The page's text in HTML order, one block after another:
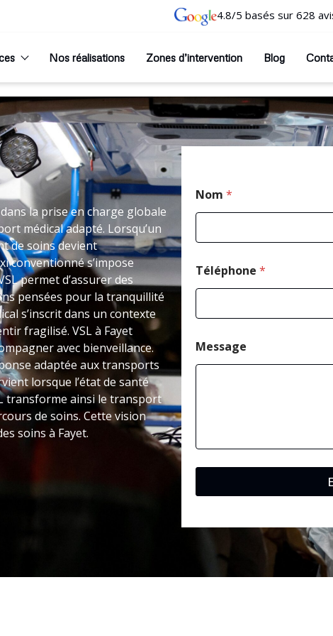
4.8/5 basés sur 628
Nos réalisations Zones d’intervention Blog
la prise en charge globale
médical adapté. Lorsqu’un
de soins devient
conventionné s’impose
permet d’assurer des
pensées pour la tranquillité
s’inscrit dans un contexte
fragilisé. VSL à Fayet
avec bienveillance.
adaptée aux transports
lorsque l’état de santé
transforme ainsi le transport
de soins. Cette vision
soins à Fayet.
Nom *
Téléphone *
Message